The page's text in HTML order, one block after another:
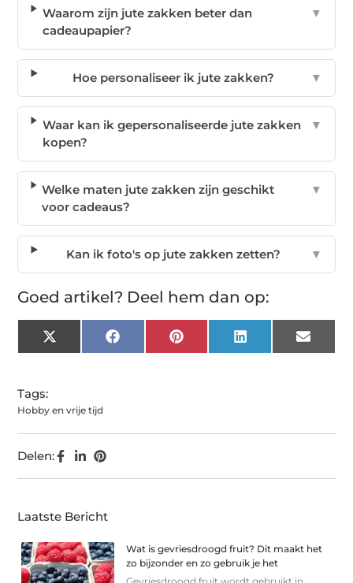
Waarom zijn jute zakken beter dan
cadeaupapier?
▼
Hoe personaliseer ik jute zakken? ▼
Waar kan ik gepersonaliseerde jute zakken
kopen?
▼
Welke maten jute zakken zijn geschikt
voor cadeaus?
▼
Kan ik foto's op jute zakken zetten? ▼
Goed artikel? Deel hem dan op:
X
(Twitter)
Facebook Pinterest LinkedIn Email
Tags:
Hobby en vrije tijd
Delen:
Laatste Bericht
Wat is gevriesdroogd fruit? Dit maakt het
zo bijzonder en zo gebruik je het